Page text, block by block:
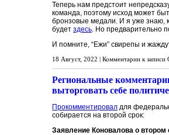
Теперь нам предстоит
команда, поэтому исход может
бронзовые медали. И я уже знаю,
будет здесь. Но предварительно
И помните, “Ежи” свирепы и
18 Август, 2022 | Комментарии к записи
Региональные
выторговать себе
Прокомментировал для
собирается на второй срок:
Заявление Коновалова о втором